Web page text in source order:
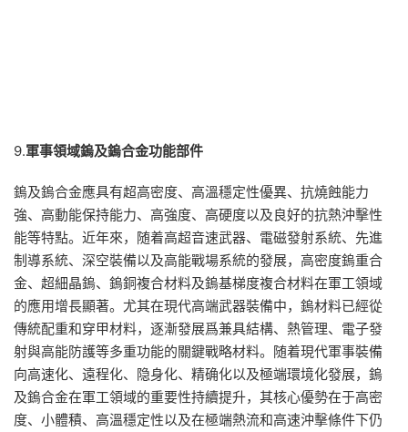
9.軍事領域鎢及鎢合金功能部件
鎢及鎢合金應具有超高密度、高溫穩定性優異、抗燒蝕能力
強、高動能保持能力、高強度、高硬度以及良好的抗熱沖擊性
能等特點。近年來，随着高超音速武器、電磁發射系統、先進
制導系統、深空裝備以及高能戰場系統的發展，高密度鎢重合
金、超細晶鎢、鎢銅複合材料及鎢基梯度複合材料在軍工領域
的應用增長顯著。尤其在現代高端武器裝備中，鎢材料已經從
傳統配重和穿甲材料，逐漸發展爲兼具結構、熱管理、電子發
射與高能防護等多重功能的關鍵戰略材料。随着現代軍事裝備
向高速化、遠程化、隐身化、精确化以及極端環境化發展，鎢
及鎢合金在軍工領域的重要性持續提升，其核心優勢在于高密
度、小體積、高溫穩定性以及在極端熱流和高速沖擊條件下仍